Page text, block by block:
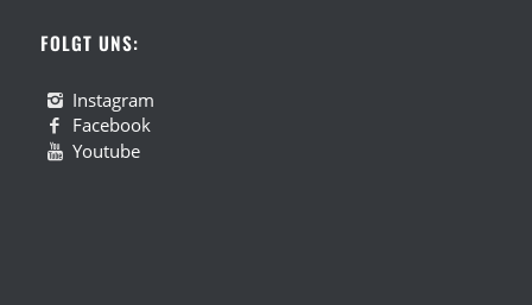
FOLGT UNS:
Instagram
Facebook
Youtube